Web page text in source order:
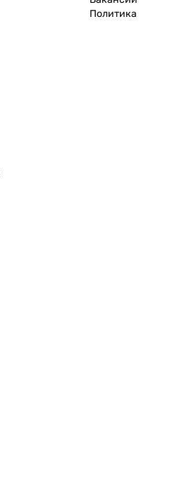
Политика